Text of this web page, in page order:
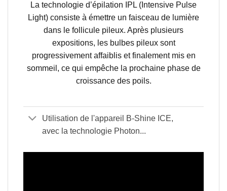
La technologie d’épilation IPL (Intensive Pulse
Light) consiste à émettre un faisceau de lumière
dans le follicule pileux. Après plusieurs
expositions, les bulbes pileux sont
progressivement affaiblis et finalement mis en
sommeil, ce qui empêche la prochaine phase de
croissance des poils.
Utilisation de l'appareil B-Shine ICE,
avec la technologie Photon...